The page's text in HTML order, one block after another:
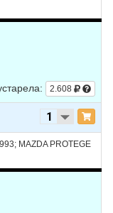
2.608
MAZDA PROTEGE